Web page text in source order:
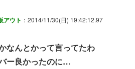
アウト ：2014/11/30(日) 19:42:12.97
なんとかって言ってたわ
ー良かったのに…